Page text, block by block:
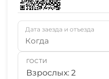
Дата заезда и отъезда
Когда
ГОСТИ
Взрослых: 2